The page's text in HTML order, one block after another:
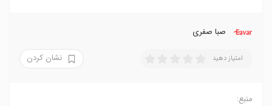
صبا صفری
امتیاز دهید نشان کردن
منبع: